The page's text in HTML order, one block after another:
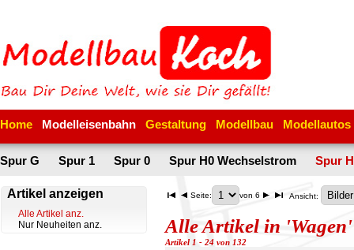
Home Modelleisenbahn Gestaltung Modellbau Modellautos
Spur G Spur 1 Spur 0 Spur H0 Wechselstrom Spur
Artikel anzeigen
Alle Artikel anz.
Nur Neuheiten anz.
Seite: von 6 Ansicht:
Alle Artikel in 'Wagen'
Artikel 1 - 24 von 132